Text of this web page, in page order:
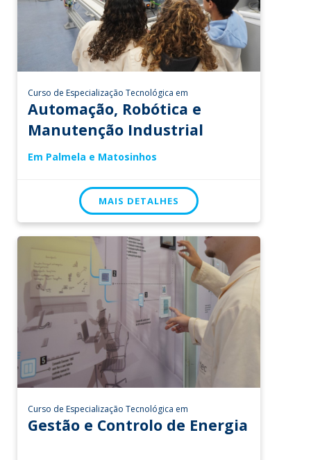
Curso de Especialização Tecnológica em
Automação, Robótica e
Manutenção Industrial
Em Palmela e Matosinhos
MAIS DETALHES
Curso de Especialização Tecnológica em
Gestão e Controlo de Energia